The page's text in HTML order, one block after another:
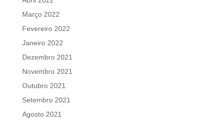
Março 2022
Fevereiro 2022
Janeiro 2022
Dezembro 2021
Novembro 2021
Outubro 2021
Setembro 2021
Agosto 2021